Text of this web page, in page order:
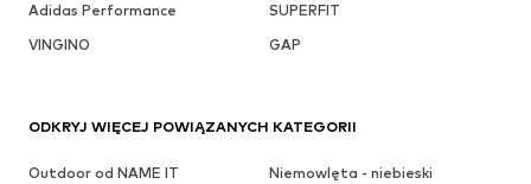
Adidas Performance
SUPERFIT
VINGINO
GAP
ODKRYJ WIĘCEJ POWIĄZANYCH KATEGORII
Outdoor od NAME IT Niemowlęta - niebieski